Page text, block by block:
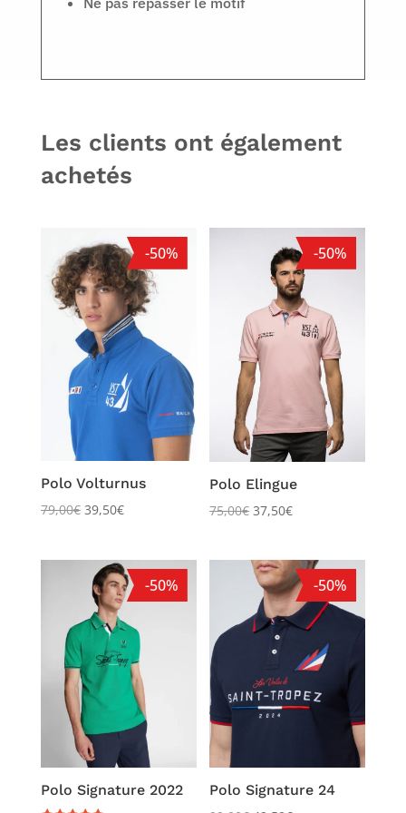
Les clients ont également
achetés
-50%
Polo Volturnus
79,00€ 39,50€
-50%
Polo Elingue
75,00€ 37,50€
-50%
Polo Signature 2022
-50%
Polo Signature 24